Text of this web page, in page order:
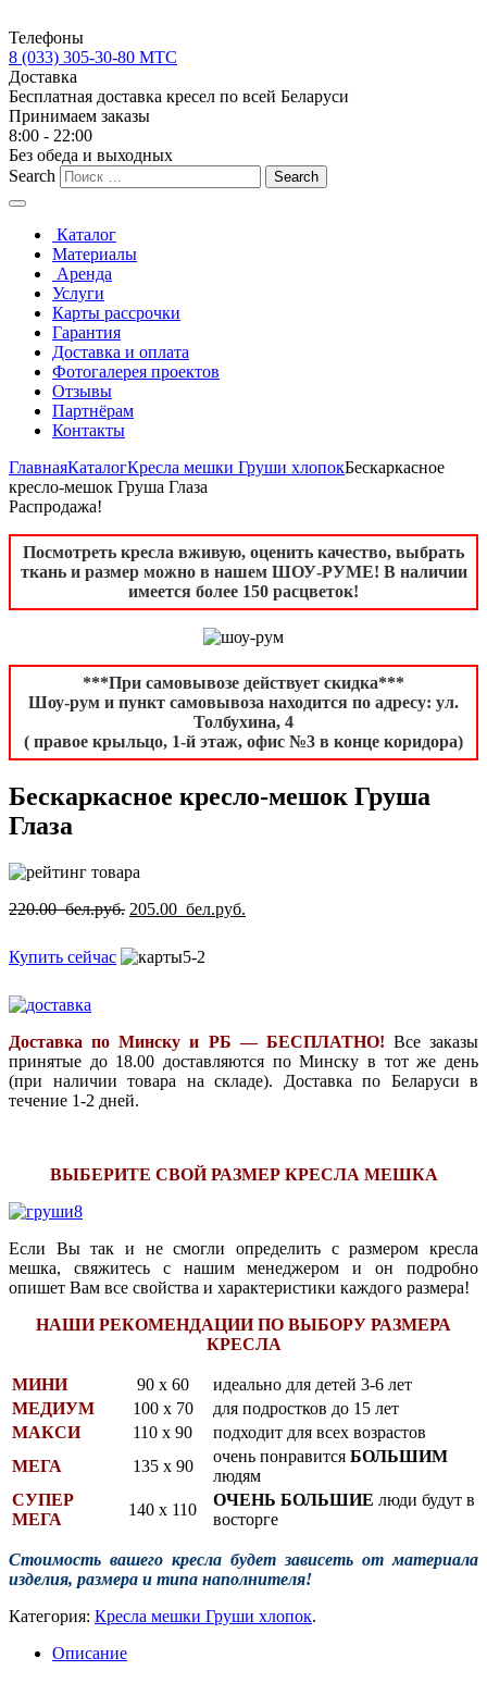
Телефоны
8 (033) 305-30-80 МТС
Доставка
Бесплатная доставка кресел по всей Беларуси
Принимаем заказы
8:00 - 22:00
Без обеда и выходных
Search
Каталог
Материалы
Аренда
Услуги
Карты рассрочки
Гарантия
Доставка и оплата
Фотогалерея проектов
Отзывы
Партнёрам
Контакты
ГлавнаяКаталогКресла мешки Груши хлопокБескаркасное
кресло-мешок Груша Глаза
Распродажа!
Посмотреть кресла вживую, оценить качество, выбрать
ткань и размер можно в нашем ШОУ-РУМЕ! В наличии
имеется более 150 расцветок!
***При самовывозе действует скидка***
Шоу-рум и пункт самовывоза находится по адресу: ул.
Толбухина, 4
( правое крыльцо, 1-й этаж, офис №3 в конце коридора)
Бескаркасное кресло-мешок Груша
Глаза
220.00 бел.руб. 205.00 бел.руб.
Купить сейчас
Доставка по Минску и РБ — БЕСПЛАТНО! Все заказы
принятые до 18.00 доставляются по Минску в тот же день
(при наличии товара на складе). Доставка по Беларуси в
течение 1-2 дней.
ВЫБЕРИТЕ СВОЙ РАЗМЕР КРЕСЛА МЕШКА
Если Вы так и не смогли определить с размером кресла
мешка, свяжитесь с нашим менеджером и он подробно
опишет Вам все свойства и характеристики каждого размера!
НАШИ РЕКОМЕНДАЦИИ ПО ВЫБОРУ РАЗМЕРА
КРЕСЛА
МИНИ 90 х 60
идеально для детей 3-6 лет
МЕДИУМ
100 х 70
для подростков до 15 лет
МАКСИ
110 х 90
подходит для всех возрастов
МЕГА
135 х 90
очень понравится БОЛЬШИМ
людям
СУПЕР
МЕГА
140 х 110
ОЧЕНЬ БОЛЬШИЕ люди будут в
восторге
Стоимость вашего кресла будет зависеть отматериала
изделия, размера и типа наполнителя!
Категория: Кресла мешки Груши хлопок.
Описание